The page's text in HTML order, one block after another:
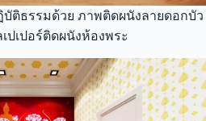
บัติธรรมด้วย ภาพติดผนังลายดอกบัว
ปเปอร์ติดผนังห้องพระ